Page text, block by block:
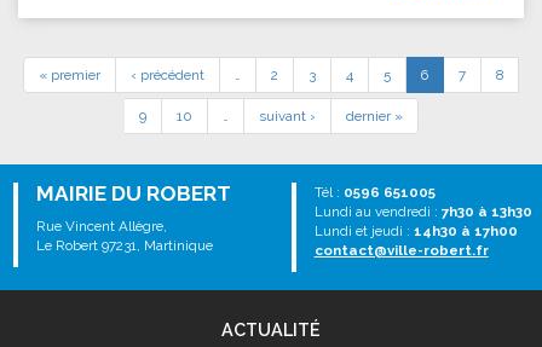
« premier ‹ précédent … 2 3 4 5 6 7 8
9 10 … suivant › dernier »
MAIRIE DU ROBERT
Rue Vincent Allègre,
Le Robert 97231, Martinique
Tél : 0596 651005
Lundi au vendredi : 7h30 à 13h30
Lundi et jeudi : 14h30 à 17h00
contact@ville-robert.fr
ACTUALITÉ